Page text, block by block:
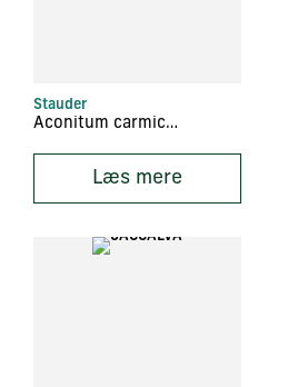
Stauder
Aconitum carmichaelii ‘Arendsii’
Læs mere